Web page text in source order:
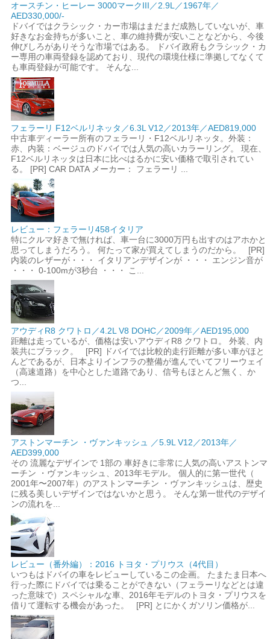
オースチン・ヒーレー 3000マークIII／2.9L／1967年／
AED330,000/-
ドバイではクラシック・カー市場はまだまだ成熟していないが、車
好きなお金持ちが多いこと、車の維持費が安いことなどから、今後
伸びしろがありそうな市場ではある。 ドバイ政府もクラシック・カ
ー専用の車両登録を認めており、現代の環境仕様に準拠してなくて
も車両登録が可能です。 そんな...
フェラーリ F12ベルリネッタ／6.3L V12／2013年／AED819,000
中古車ディーラー所有のフェラーリ・F12ベルリネッタ。外装：
赤、内装：ベージュのドバイでは人気の高いカラーリング。 現在、
F12ベルリネッタは日本に比べはるかに安い価格で取引されてい
る。 [PR] CAR DATA メーカー： フェラーリ ...
レビュー：フェラーリ458イタリア
特にクルマ好きで無ければ、車一台に3000万円も出すのはアホかと
思ってしまうだろう。 何たって家が買えてしまうのだから。 [PR]
内装のレザーが・・・ イタリアンデザインが ・・・ エンジン音が
・・・ 0-100mが3秒台 ・・・ こ...
アウディR8 クワトロ／4.2L V8 DOHC／2009年／AED195,000
距離は走っているが、価格は安いアウディR8 クワトロ。 外装、内
装共にブラック。 [PR] ドバイでは比較的走行距離が多い車がほと
んどであるが、日本よりインフラの整備が進んでいてフリーウェイ
（高速道路）を中心とした道路であり、信号もほとんど無く、か
つ...
アストンマーチン ・ヴァンキッシュ ／5.9L V12／2013年／
AED399,000
その 流麗なデザインで 1部の 車好きに非常に人気の高いアストンマ
ーチン ・ヴァンキッシュ、2013年モデル。 個人的に第一世代（
2001年〜2007年）のアストンマーチン ・ヴァンキッシュは、歴史
に残る美しいデザインではないかと思う。 そんな第一世代のデザイ
ンの流れを...
レビュー（番外編）：2016 トヨタ・プリウス（4代目）
いつもはドバイの車をレビューしているこの企画。 たまたま日本へ
行った際にドバイでは乗ることができない（フェラーリなどとは違
った意味で）スペシャルな車、2016年モデルのトヨタ・プリウスを
借りて運転する機会があった。 [PR] とにかくガソリン価格が...